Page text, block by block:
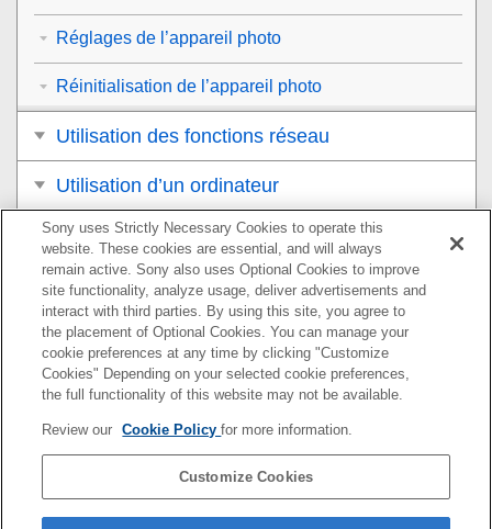
Réglages de l’appareil photo
Réinitialisation de l’appareil photo
Utilisation des fonctions réseau
Utilisation d’un ordinateur
Liste des éléments du MENU
Précautions/Le produit
Si vous avez des problèmes
Pour plus d’informations sur la conformité aux lois sur
Accessibilité en France : conformité partielle
https://helpguide.sony.net/accessibility/france/v1/fr/index.h
Sony uses Strictly Necessary Cookies to operate this
website. These cookies are essential, and will always
remain active. Sony also uses Optional Cookies to improve
site functionality, analyze usage, deliver advertisements and
interact with third parties. By using this site, you agree to
the placement of Optional Cookies. You can manage your
cookie preferences at any time by clicking "Customize
Cookies" Depending on your selected cookie preferences,
the full functionality of this website may not be available.
Review our Cookie Policyfor more information.
Customize Cookies